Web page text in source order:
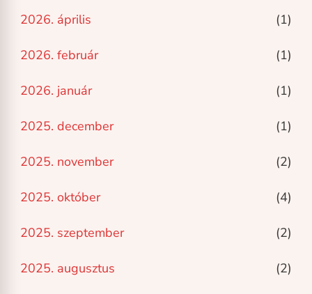
2026. április (1)
2026. február (1)
2026. január (1)
2025. december (1)
2025. november (2)
2025. október (4)
2025. szeptember (2)
2025. augusztus (2)